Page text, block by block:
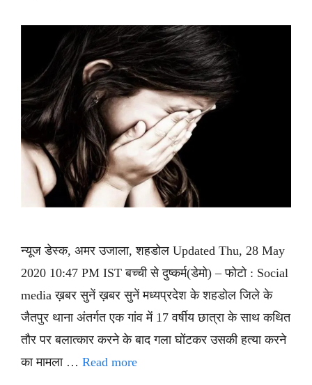
न्यूज डेस्क, अमर उजाला, शहडोल Updated Thu, 28 May
2020 10:47 PM IST बच्ची से दुष्कर्म(डेमो) – फोटो : Social
media ख़बर सुनें ख़बर सुनें मध्यप्रदेश के शहडोल जिले के
जैतपुर थाना अंतर्गत एक गांव में 17 वर्षीय छात्रा के साथ कथित
तौर पर बलात्कार करने के बाद गला घोंटकर उसकी हत्या करने
का मामला … Read more